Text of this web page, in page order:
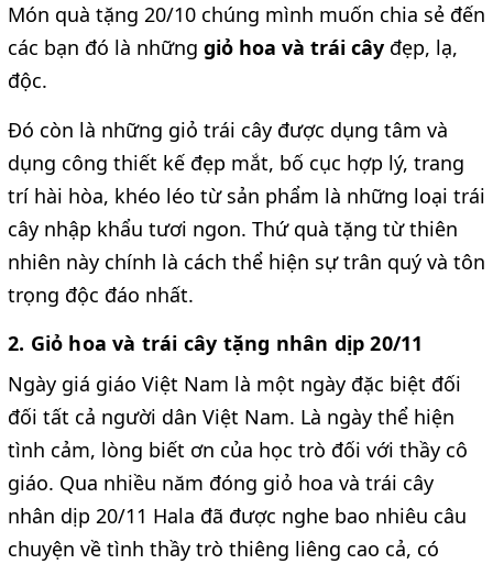
Món quà tặng 20/10 chúng mình muốn chia sẻ đến
các bạn đó là những giỏ hoa và trái cây đẹp, lạ,
độc.
Đó còn là những giỏ trái cây được dụng tâm và
dụng công thiết kế đẹp mắt, bố cục hợp lý, trang
trí hài hòa, khéo léo từ sản phẩm là những loại trái
cây nhập khẩu tươi ngon. Thứ quà tặng từ thiên
nhiên này chính là cách thể hiện sự trân quý và tôn
trọng độc đáo nhất.
2. Giỏ hoa và trái cây tặng nhân dịp 20/11
Ngày giá giáo Việt Nam là một ngày đặc biệt đối
đối tất cả người dân Việt Nam. Là ngày thể hiện
tình cảm, lòng biết ơn của học trò đối với thầy cô
giáo. Qua nhiều năm đóng giỏ hoa và trái cây
nhân dịp 20/11 Hala đã được nghe bao nhiêu câu
chuyện về tình thầy trò thiêng liêng cao cả, có